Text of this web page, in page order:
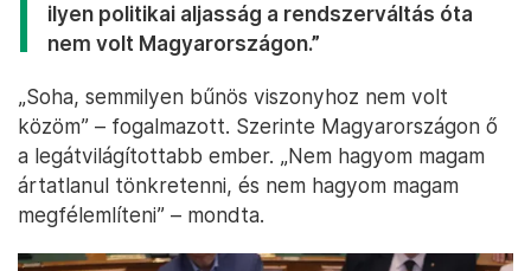
ilyen politikai aljasság a rendszerváltás óta
nem volt Magyarországon.”
„Soha, semmilyen bűnös viszonyhoz nem volt
közöm” – fogalmazott. Szerinte Magyarországon ő
a legátvilágítottabb ember. „Nem hagyom magam
ártatlanul tönkretenni, és nem hagyom magam
megfélemlíteni” – mondta.